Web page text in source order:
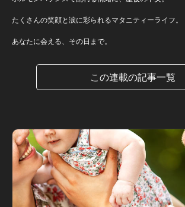
たくさんの笑顔と涙に彩られるマタニティーライフ。
あなたに会える、その日まで。
この連載の記事一覧